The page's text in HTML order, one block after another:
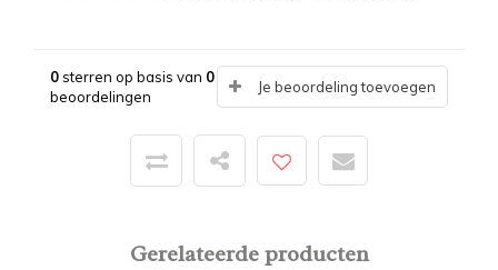
0sterren op basis van 0
beoordelingen
Je beoordeling toevoegen
Gerelateerde producten